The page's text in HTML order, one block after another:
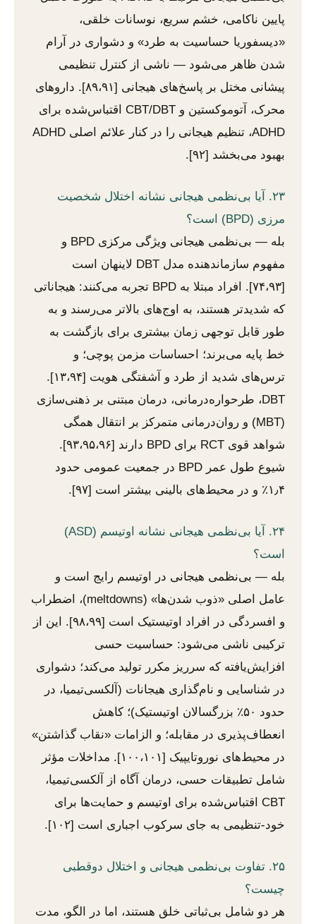
پایین ناکامی، خشم سریع، نوسانات خلقی،
«دیسفوریا حساسیت به طرد» و دشواری در آرام
شدن ظاهر می‌شود — ناشی از کنترل تنظیمی
پیشانی مختل بر پاسخ‌های هیجانی [۸۹،۹۱]. داروهای
محرک، آتوموکستین و CBT/DBT اقتباس‌شده برای
ADHD، تنظیم هیجانی را در کنار علائم اصلی ADHD
بهبود می‌بخشد [۹۲].
۲۳. آیا بی‌نظمی هیجانی نشانه اختلال شخصیت
مرزی (BPD) است؟
بله — بی‌نظمی هیجانی ویژگی مرکزی BPD و
مفهوم سازماندهنده مدل DBT لاینهان است
[۷۴،۹۳]. افراد مبتلا به BPD تجربه می‌کنند: هیجاناتی
که شدیدتر هستند، به اوج‌های بالاتر می‌رسند و به
طور قابل توجهی زمان بیشتری برای بازگشت به
خط پایه می‌برند؛ احساسات مزمن پوچی؛ و
ترس‌های شدید از طرد و آشفتگی هویت [۱۳،۹۴].
DBT، طرحواره‌درمانی، درمان مبتنی بر ذهنی‌سازی
(MBT) و روان‌درمانی متمرکز بر انتقال همگی
شواهد قوی RCT برای BPD دارند [۹۳،۹۵،۹۶].
شیوع طول عمر BPD در جمعیت عمومی حدود
۱٫۴٪ و در محیط‌های بالینی بیشتر است [۹۷].
۲۴. آیا بی‌نظمی هیجانی نشانه اوتیسم (ASD)
است؟
بله — بی‌نظمی هیجانی در اوتیسم رایج است و
عامل اصلی «ذوب شدن‌ها» (meltdowns)، اضطراب
و افسردگی در افراد اوتیستیک است [۹۸،۹۹]. این از
ترکیبی ناشی می‌شود: حساسیت حسی
افزایش‌یافته که سرریز مکرر تولید می‌کند؛ دشواری
در شناسایی و نام‌گذاری هیجانات (آلکسی‌تیمیا، در
حدود ۵۰٪ بزرگسالان اوتیستیک)؛ کاهش
انعطاف‌پذیری در مقابله؛ و الزامات «نقاب گذاشتن»
در محیط‌های نوروتایپیک [۱۰۰،۱۰۱]. مداخلات مؤثر
شامل تطبیقات حسی، درمان آگاه از آلکسی‌تیمیا،
CBT اقتباس‌شده برای اوتیسم و حمایت‌ها برای
خود-تنظیمی به جای سرکوب اجباری است [۱۰۲].
۲۵. تفاوت بی‌نظمی هیجانی و اختلال دوقطبی
چیست؟
هر دو شامل بی‌ثباتی خلق هستند، اما در الگو، مدت